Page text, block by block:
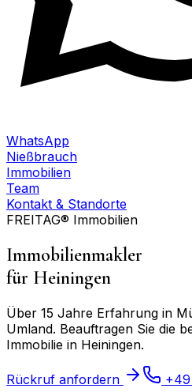
WhatsApp
Nießbrauch
Immobilien
Team
Kontakt & Standorte
FREITAG® Immobilien
Immobilienmakler
für Heiningen
Über 15 Jahre Erfahrung in
Umland. Beauftragen Sie die
Immobilie in Heiningen.
Rückruf anfordern
+49